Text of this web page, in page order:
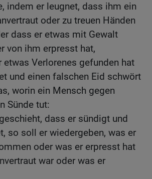
indem er leugnet, dass ihm ein
oder zu treuen Händen
dass er etwas mit Gewalt
von ihm erpresst hat,
etwas Verlorenes gefunden hat
und einen falschen Eid schwört
worin ein Mensch gegen
Sünde tut:
dass er sündigt und
so soll er wiedergeben, was er
oder was er erpresst hat
war oder was er